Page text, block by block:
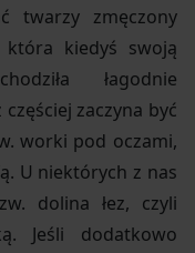
twarzy zmęczony
kiedyś swoją
łagodnie
zaczyna być
worki pod oczami,
U niektórych z nas
dolina łez, czyli
Jeśli dodatkowo